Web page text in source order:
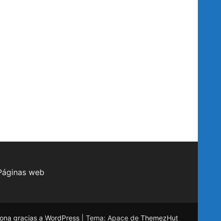
web
gracias a WordPress Tema: Apace de ThemezHut